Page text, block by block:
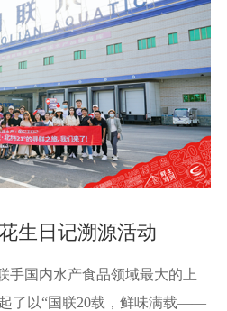
生日记溯源活动
手国内水产食品领域最大的上
了以“国联20载，鲜味满载——